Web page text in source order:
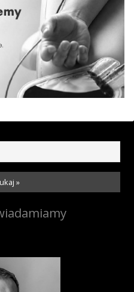
w Obornikach Śląskich
wyjazdowych
»